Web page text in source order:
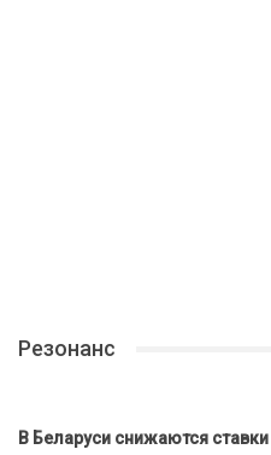
Резонанс
В Беларуси снижаются